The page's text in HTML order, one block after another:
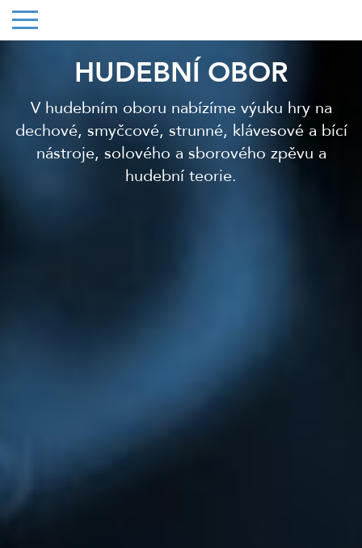
HUDEBNÍ OBOR
V hudebním oboru nabízíme výuku hry na
dechové, smyčcové, strunné, klávesové a bící
nástroje, solového a sborového zpěvu a
hudební teorie.